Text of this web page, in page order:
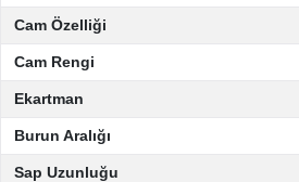
Cam Özelliği
Cam Rengi
Ekartman
Burun Aralığı
Sap Uzunluğu